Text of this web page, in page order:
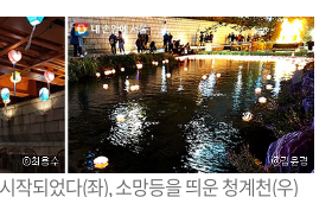
작되었다(좌), 소망등을 띄운 청계천(우)